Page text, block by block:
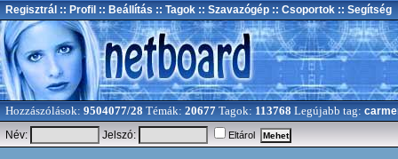
Regisztrál :: Profil :: Beállítás :: Tagok :: Szavazógép :: Csoportok :: Segítség
Hozzászólások: 9504077/28 Témák: 20677 Tagok: 113768 Legújabb tag:
Név:
Jelszó: Eltárol